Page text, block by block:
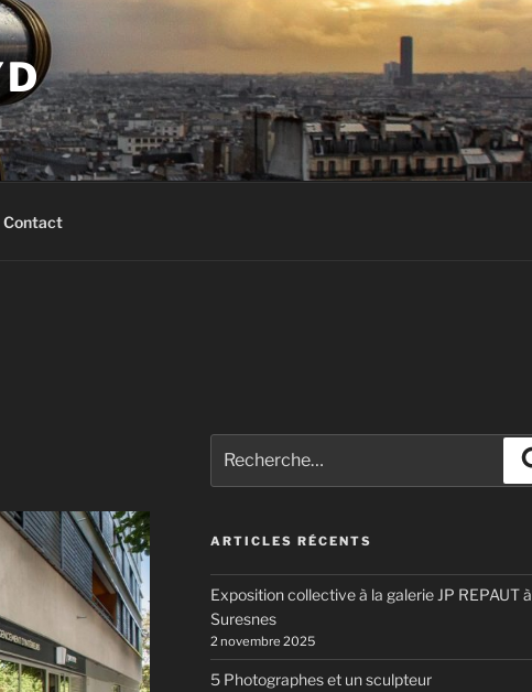
Contact
pour
:
ARTICLES RÉCENTS
Exposition collective à la galerie JP REPAUT à
Suresnes
2 novembre 2025
5 Photographes et un sculpteur